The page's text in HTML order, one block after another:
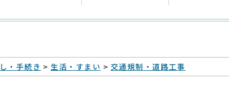
・手続き >生活・すまい > 交通規制・道路工事